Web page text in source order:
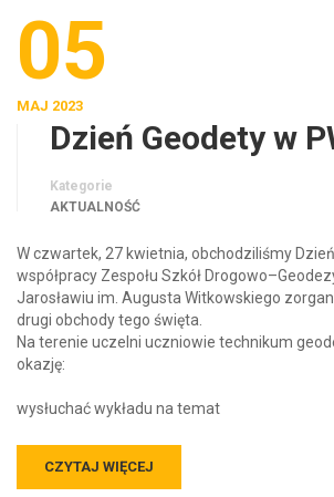
05
MAJ 2023
Dzień Geodety w
Kategorie
AKTUALNOŚĆ
W czwartek, 27 kwietnia, obchodziliśmy
współpracy Zespołu Szkół
Jarosławiu im. Augusta Witkowskiego
drugi obchody tego święta.
Na terenie uczelni uczniowie technikum
okazję:
wysłuchać wykładu na temat
CZYTAJ WIĘCEJ